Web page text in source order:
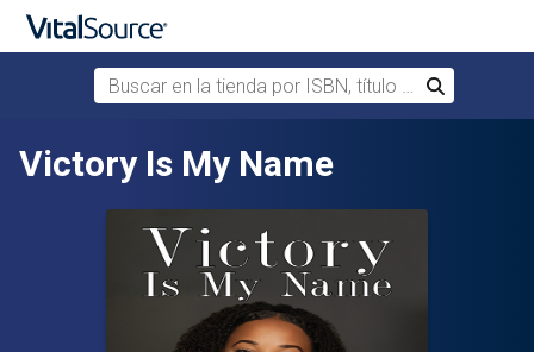
Saltar al contenido principal
Buscar en la tienda por ISBN, título o autor
Buscar
Victory Is My Name